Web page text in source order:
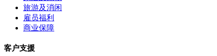
旅游及消闲
雇员福利
商业保障
客户支援